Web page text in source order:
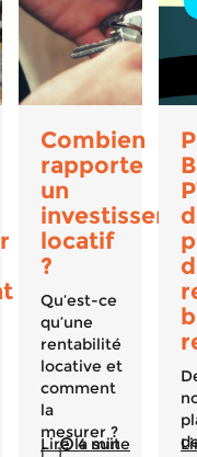
Combien
rapporte
un
locatif
?
Qu’est-ce
qu’une
rentabilité
locative et
comment
la
mesurer ?
Lire la suite
4 min